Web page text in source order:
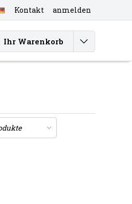
Kontakt anmelden
Ihr Warenkorb